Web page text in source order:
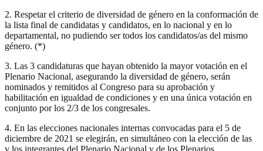
2. Respetar el criterio de diversidad de género en la conformación de
la lista final de candidatas y candidatos, en lo nacional y en lo
departamental, no pudiendo ser todos los candidatos/as del mismo
género. (*)
3. Las 3 candidaturas que hayan obtenido la mayor votación en el
Plenario Nacional, asegurando la diversidad de género, serán
nominados y remitidos al Congreso para su aprobación y
habilitación en igualdad de condiciones y en una única votación en
conjunto por los 2/3 de los congresales.
4. En las elecciones nacionales internas convocadas para el 5 de
diciembre de 2021 se elegirán, en simultáneo con la elección de las
y los integrantes del Plenario Nacional y de los Plenarios